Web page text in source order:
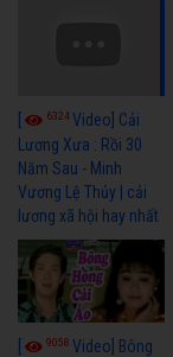
6324Video] Cải
Lương Xưa : Rồi 30
Năm Sau - Minh
Vương Lệ Thủy | cải
lương xã hội hay nhất
9058 Video] Bông